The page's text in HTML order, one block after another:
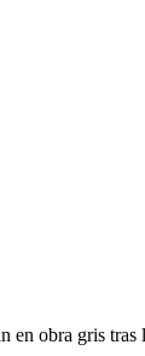
en obra gris